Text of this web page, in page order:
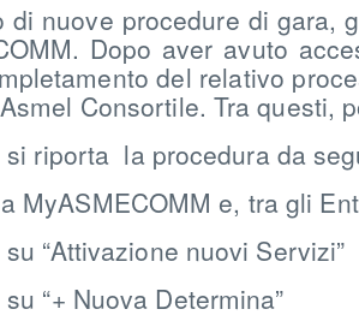
di nuove procedure di
Dopo aver avuto
del relativo
Consortile. Tra questi,
riporta la procedura da
MyASMECOMM e, tra gli
“Attivazione nuovi Servizi”
“+ Nuova Determina”